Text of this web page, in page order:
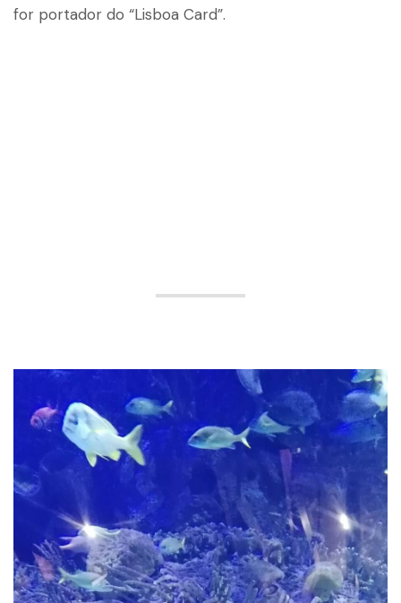
for portador do “Lisboa Card”.